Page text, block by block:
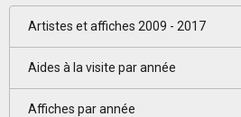
Artistes et affiches 2009 - 2017
Aides à la visite par année
Affiches par année